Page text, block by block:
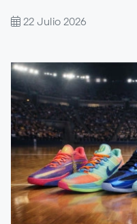
22 Julio 2026